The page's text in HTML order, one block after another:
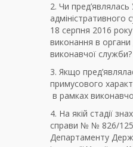
2. Чи
адміністративного
18 серпня 2016
виконання в
виконавчої служби?
3. Якщо
примусового
в рамках
4. На якій стадії
справи № № 826/
Департаменту